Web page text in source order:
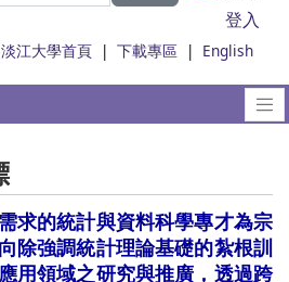
登入
淡江大學首頁 |下載專區 | English
求的統計與資料科學專才為宗
除強調統計理論基礎的紮根訓
用領域之研究與推廣，透過跨